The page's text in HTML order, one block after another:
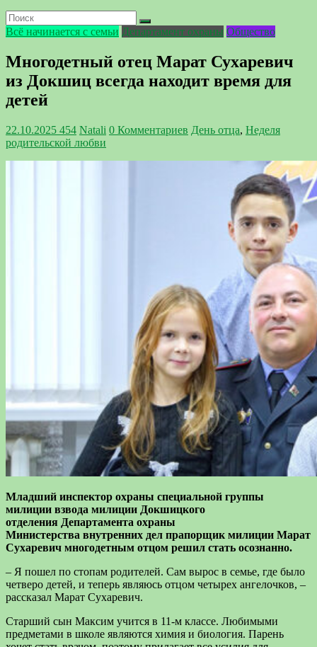
Всё начинается с семьи Департамент охраны Общество
Многодетный отец Марат Сухаревич
из Докшиц всегда находит время для
детей
22.10.2025 454 Natali 0 Комментариев День отца, Неделя
родительской любви
Младший инспектор охраны специальной группы
милиции взвода милиции Докшицкого
отделения Департамента охраны
Министерства внутренних дел прапорщик милиции Марат
Сухаревич многодетным отцом решил стать осознанно.
– Я пошел по стопам родителей. Сам вырос в семье, где было
четверо детей, и теперь являюсь отцом четырех ангелочков, –
рассказал Марат Сухаревич.
Старший сын Максим учится в 11-м классе. Любимыми
предметами в школе являются химия и биология. Парень